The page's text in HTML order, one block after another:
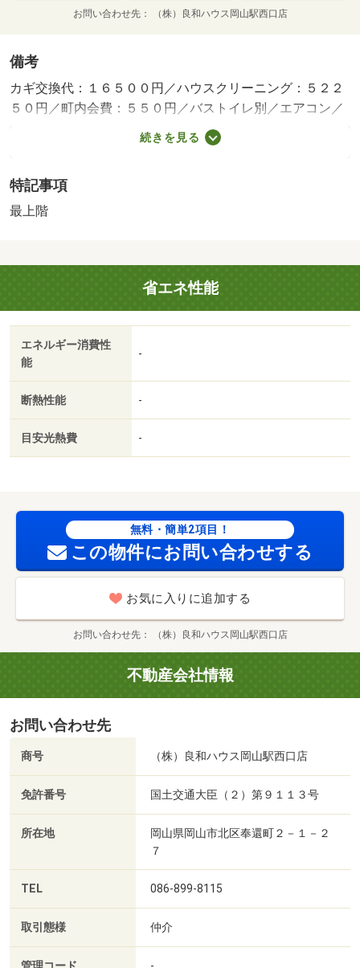
お問い合わせ先 （株）良和ハウス岡山駅西口店
備考
カギ交換代：１６５００円／ハウスクリーニング：５２２
５０円／町内会費：５５０円／バストイレ別／エアコン／
クロゼット／浴室乾燥機／室内洗濯置／シューズボックス
／南向き／温水洗浄便座／２口コンロ／宅配ボックス／即
ヒーター／全居室洋室／単身者相談／冷蔵庫／仲介手数料
不要／二人入居相談／２沿線利用可／洗濯機／平坦地／電
立御南中学校（中学校）まで６４０ｍ／ひらたえがお保育
園（幼稚園・保育園）まで５０７ｍ／岡山県立岡山芳泉高
校（高校・高専）まで３９８０ｍ／岡山市南区役所福田地
域センター（役所）まで２７１４ｍ／岡山中仙道郵便局
（郵便局）まで１０２４ｍ
続きを見る
特記事項
最上階
省エネ性能
エネルギー消費性
能
-
断熱性能 -
目安光熱費 -
無料・簡単2項目！
この物件にお問い合わせする
お気に入りに追加する
お問い合わせ先 （株）良和ハウス岡山駅西口店
不動産会社情報
お問い合わせ先
商号 （株）良和ハウス岡山駅西口店
免許番号 国土交通大臣（２）第９１１３号
所在地
岡山県岡山市北区奉還町２－１－２
７
TEL 086-899-8115
取引態様 仲介